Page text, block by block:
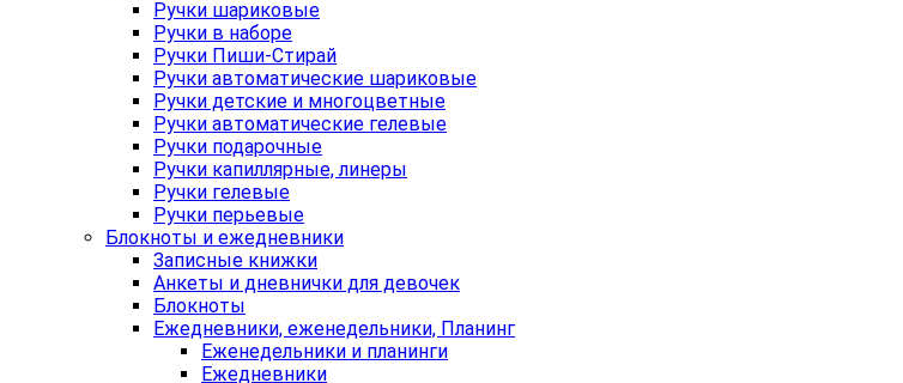
Ручки шариковые
Ручки в наборе
Ручки Пиши-Стирай
Ручки автоматические шариковые
Ручки детские и многоцветные
Ручки автоматические гелевые
Ручки подарочные
Ручки капиллярные, линеры
Ручки гелевые
Ручки перьевые
Блокноты и ежедневники
Записные книжки
Анкеты и дневнички для девочек
Блокноты
Ежедневники, еженедельники, Планинг
Еженедельники и планинги
Ежедневники